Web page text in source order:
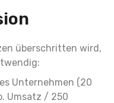
überschritten wird,
Unternehmen (20
Umsatz / 250